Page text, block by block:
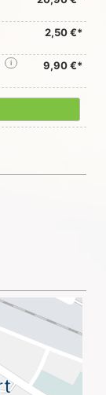
2,50 €*
i 9,90 €*